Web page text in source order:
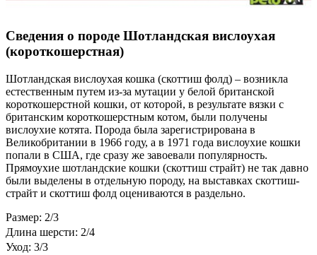
Сведения о породе Шотландская вислоухая
(короткошерстная)
Шотландская вислоухая кошка (скоттиш фолд) – возникла
естественным путем из-за мутации у белой британской
короткошерстной кошки, от которой, в результате вязки с
британским короткошерстным котом, были получены
вислоухие котята. Порода была зарегистрирована в
Великобритании в 1966 году, а в 1971 года вислоухие кошки
попали в США, где сразу же завоевали популярность.
Прямоухие шотландские кошки (скоттиш страйт) не так давно
были выделены в отдельную породу, на выставках скоттиш-
страйт и скоттиш фолд оцениваются в раздельно.
Размер: 2/3
Длина шерсти: 2/4
Уход: 3/3